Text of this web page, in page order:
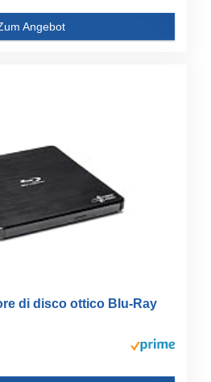
Angebot
di disco ottico Blu-Ray